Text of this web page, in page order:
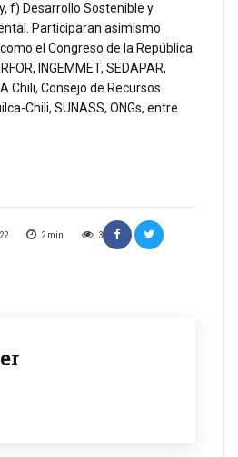
2 min 3
f) Desarrollo Sostenible y
Participaran asimismo
el Congreso de la República
INGEMMET, SEDAPAR,
Chili, Consejo de Recursos
Chili, SUNASS, ONGs, entre